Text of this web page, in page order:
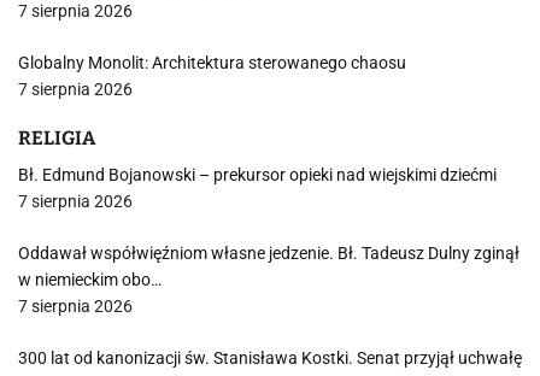
7 sierpnia 2026
Globalny Monolit: Architektura sterowanego chaosu
7 sierpnia 2026
RELIGIA
Bł. Edmund Bojanowski – prekursor opieki nad wiejskimi dziećmi
7 sierpnia 2026
Oddawał współwięźniom własne jedzenie. Bł. Tadeusz Dulny zginął
w niemieckim obo…
7 sierpnia 2026
300 lat od kanonizacji św. Stanisława Kostki. Senat przyjął uchwałę